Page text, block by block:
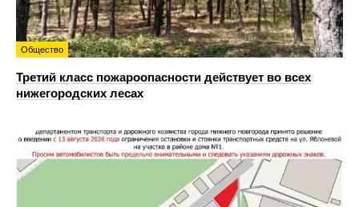
Общество
Третий класс пожароопасности действует во всех
нижегородских лесах